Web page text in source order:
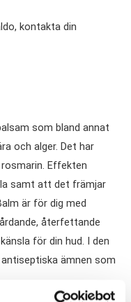
kontakta din
som bland annat
och alger. Det har
Effekten
samt att det främjar
är för dig med
återfettande
för din hud. I den
ämnen som